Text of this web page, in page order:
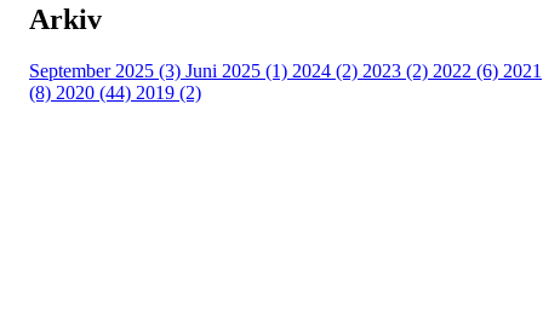
Arkiv
September 2025 (3) Juni 2025 (1) 2024 (2) 2023 (2) 2022 (6) 2021
(8) 2020 (44) 2019 (2)